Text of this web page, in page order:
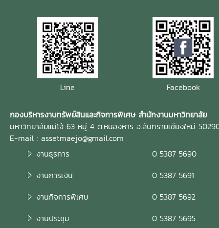
Line Facebook
กองบริหารงานทรัพย์สินและกิจการพิเศษ สำนักงานมหาวิทยาลัย
มหาวิทยาลัยแม่โจ้ 63 หมู่ 4 ต.หนองหาร อ.สันทรายเชียงใหม่
E-mail : assetmaejo@gmail.com
งานธุรการ
0 5387 5690
งานการเงิน
0 5387 5691
งานกิจการพิเศษ
0 5387 5692
งานประชุม
0 5387 5695